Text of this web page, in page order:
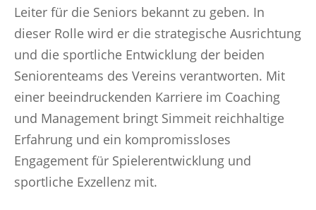
Leiter für die Seniors bekannt zu geben. In
dieser Rolle wird er die strategische Ausrichtung
und die sportliche Entwicklung der beiden
Seniorenteams des Vereins verantworten. Mit
einer beeindruckenden Karriere im Coaching
und Management bringt Simmeit reichhaltige
Erfahrung und ein kompromissloses
Engagement für Spielerentwicklung und
sportliche Exzellenz mit.